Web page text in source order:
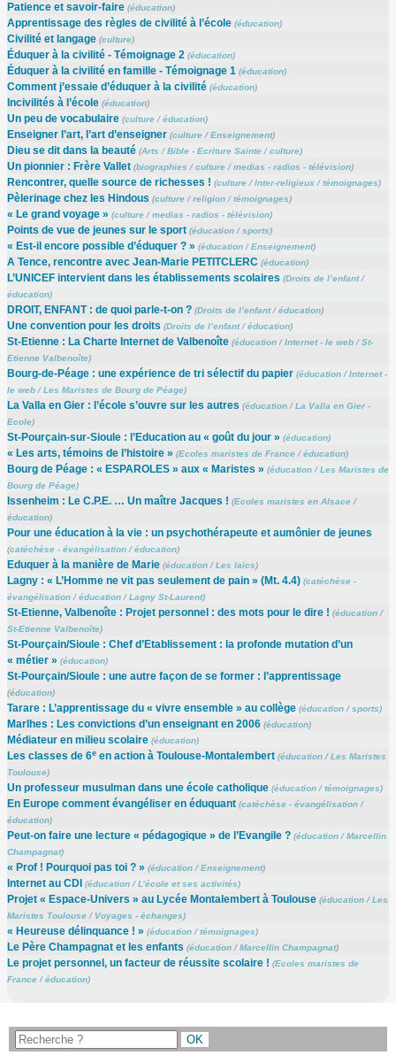
Patience et savoir-faire (éducation)
Apprentissage des règles de civilité à l’école (éducation)
Civilité et langage (culture)
Éduquer à la civilité - Témoignage 2 (éducation)
Éduquer à la civilité en famille - Témoignage 1 (éducation)
Comment j’essaie d’éduquer à la civilité (éducation)
Incivilités à l’école (éducation)
Un peu de vocabulaire (culture/éducation)
Enseigner l’art, l’art d’enseigner (culture/Enseignement)
Dieu se dit dans la beauté (Arts /Bible - Ecriture Sainte/culture)
Un pionnier : Frère Vallet (biographies /culture/medias - radios - télévision)
Rencontrer, quelle source de richesses ! (culture/Inter-religieux/témoignages)
Pèlerinage chez les Hindous (culture/religion/témoignages)
« Le grand voyage » (culture/medias - radios - télévision)
Points de vue de jeunes sur le sport (éducation/sports)
« Est-il encore possible d’éduquer ? » (éducation/Enseignement)
A Tence, rencontre avec Jean-Marie PETITCLERC (éducation)
L’UNICEF intervient dans les établissements scolaires (Droits de l’enfant/
éducation)
DROIT, ENFANT : de quoi parle-t-on ? (Droits de l’enfant/éducation)
Une convention pour les droits (Droits de l’enfant/éducation)
St-Etienne : La Charte Internet de Valbenoîte (éducation/Internet - le web/St-
Etienne Valbenoîte)
Bourg-de-Péage : une expérience de tri sélectif du papier (éducation/Internet -
le web/Les Maristes de Bourg de Péage)
La Valla en Gier : l’école s’ouvre sur les autres (éducation/La Valla en Gier -
Ecole)
St-Pourçain-sur-Sioule : l’Education au « goût du jour » (éducation)
« Les arts, témoins de l’histoire » (Ecoles maristes de France/éducation)
Bourg de Péage : « ESPAROLES » aux « Maristes » (éducation/Les Maristes de
Bourg de Péage)
Issenheim : Le C.P.E. … Un maître Jacques ! (Ecoles maristes en Alsace/
éducation)
Pour une éducation à la vie : un psychothérapeute et aumônier de jeunes
(catéchèse - évangélisation/éducation)
Eduquer à la manière de Marie (éducation/Les laïcs)
Lagny : « L’Homme ne vit pas seulement de pain » (Mt. 4.4) (catéchèse -
évangélisation/éducation/Lagny St-Laurent)
St-Etienne, Valbenoîte : Projet personnel : des mots pour le dire ! (éducation/
St-Etienne Valbenoîte)
St-Pourçain/Sioule : Chef d’Etablissement : la profonde mutation d’un
« métier » (éducation)
St-Pourçain/Sioule : une autre façon de se former : l’apprentissage
(éducation)
Tarare : L’apprentissage du « vivre ensemble » au collège (éducation/sports)
Marlhes : Les convictions d’un enseignant en 2006 (éducation)
Médiateur en milieu scolaire (éducation)
Les classes de 6een action à Toulouse-Montalembert (éducation/Les Maristes
Toulouse)
Un professeur musulman dans une école catholique (éducation/témoignages)
En Europe comment évangéliser en éduquant (catéchèse - évangélisation/
éducation)
Peut-on faire une lecture « pédagogique » de l’Evangile ? (éducation/Marcellin
Champagnat)
« Prof ! Pourquoi pas toi ? » (éducation/Enseignement)
Internet au CDI (éducation/L’école et ses activités)
Projet « Espace-Univers » au Lycée Montalembert à Toulouse (éducation/Les
Maristes Toulouse/ Voyages - échanges)
« Heureuse délinquance ! » (éducation/témoignages)
Le Père Champagnat et les enfants (éducation/Marcellin Champagnat)
Le projet personnel, un facteur de réussite scolaire ! (Ecoles maristes de
France/éducation)